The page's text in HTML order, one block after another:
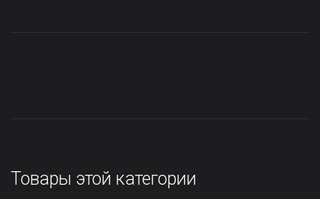
Товары этой категории